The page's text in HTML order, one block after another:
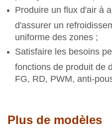
Produire un flux d'air à
d'assurer un
uniforme des zones ;
Satisfaire les besoins
fonctions de produit de
FG, RD, PWM, anti-
Plus de modèles